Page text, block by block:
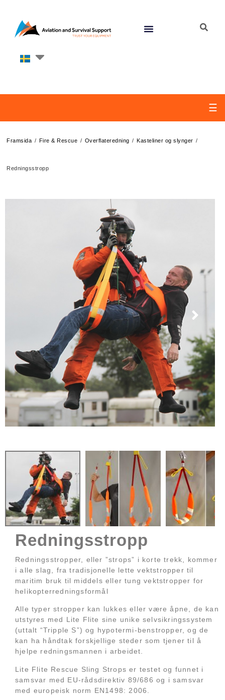
☰
Framsida / Fire & Rescue / Overflateredning / Kasteliner og slynger /
Redningsstropp
Redningsstropp
Redningsstropper, eller ”strops” i korte trekk, kommer
i alle slag, fra tradisjonelle lette vektstropper til
maritim bruk til middels eller tung vektstropper for
helikopterredningsformål
Alle typer stropper kan lukkes eller være åpne, de kan
utstyres med Lite Flite sine unike selvsikringssystem
(uttalt “Tripple S”) og hypotermi-benstropper, og de
kan ha håndtak forskjellige steder som tjener til å
hjelpe redningsmannen i arbeidet.
Lite Flite Rescue Sling Strops er testet og funnet i
samsvar med EU-rådsdirektiv 89/686 og i samsvar
med europeisk norm EN1498: 2006.